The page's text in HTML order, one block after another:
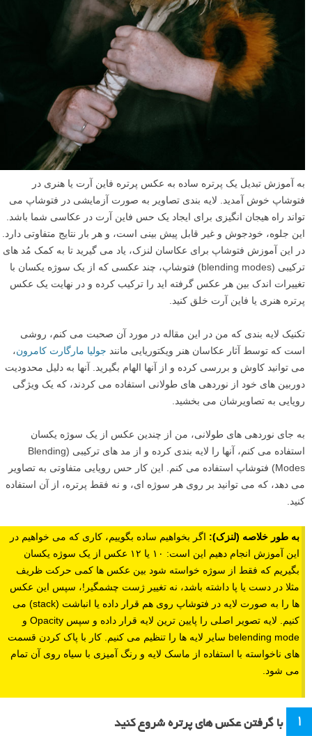
به آموزش تبدیل یک پرتره ساده به عکس پرتره فاین آرت یا هنری در
فتوشاپ خوش آمدید. لایه بندی تصاویر به صورت آزمایشی در فتوشاپ می
تواند راه هیجان انگیزی برای ایجاد یک حس فاین آرت در عکاسی شما باشد.
این جلوه، خودجوش و غیر قابل پیش بینی است، و هر بار نتایج متفاوتی دارد.
در این آموزش فتوشاپ برای عکاسان لنزک، یاد می گیرید تا به کمک مُد های
ترکیبی (blending modes) فتوشاپ، چند عکسی که از یک سوژه یکسان با
تغییرات اندک بین هر عکس گرفته اید را ترکیب کرده و در نهایت یک عکس
پرتره هنری یا فاین آرت خلق کنید.
تکنیک لایه بندی که من در این مقاله در مورد آن صحبت می کنم، روشی
است که توسط آثار عکاسان هنر ویکتوریایی مانند جولیا مارگارت کامرون،
می توانید کاوش و بررسی کرده و از آنها الهام بگیرید. آنها به دلیل محدودیت
دوربین های خود از نوردهی های طولانی استفاده می کردند، که یک ویژگی
رویایی به تصاویرشان می بخشید.
به جای نوردهی های طولانی، من از چندین عکس از یک سوژه یکسان
استفاده می کنم، آنها را لایه بندی کرده و از مد های ترکیبی (Blending
Modes) فتوشاپ استفاده می کنم. این کار حس رویایی متفاوتی به تصاویر
می دهد، که می توانید بر روی هر سوژه ای، و نه فقط پرتره، از آن استفاده
کنید.
به طور خلاصه (لنزک): اگر بخواهیم ساده بگوییم، کاری که می خواهیم در
این آموزش انجام دهیم این است: ۱۰ یا ۱۲ عکس از یک سوژه یکسان
بگیریم که فقط از سوژه خواسته شود بین عکس ها کمی حرکت ظریف
مثلا در دست یا پا داشته باشد، نه تغییر ژست چشمگیر!، سپس این عکس
ها را به صورت لایه در فتوشاپ روی هم قرار داده یا انباشت (stack) می
کنیم. لایه تصویر اصلی را پایین ترین لایه قرار داده و سپس Opacity و
belending mode سایر لایه ها را تنظیم می کنیم. کار با پاک کردن قسمت
های ناخواسته با استفاده از ماسک لایه و رنگ آمیزی با سیاه روی آن تمام
می شود.
۱ با گرفتن عکس های پرتره شروع کنید